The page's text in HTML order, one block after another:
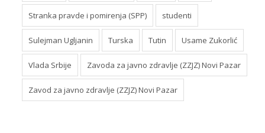
Stranka pravde i pomirenja (SPP) studenti
Sulejman Ugljanin Turska Tutin Usame Zukorlić
Vlada Srbije Zavoda za javno zdravlje (ZZJZ) Novi Pazar
Zavod za javno zdravlje (ZZJZ) Novi Pazar